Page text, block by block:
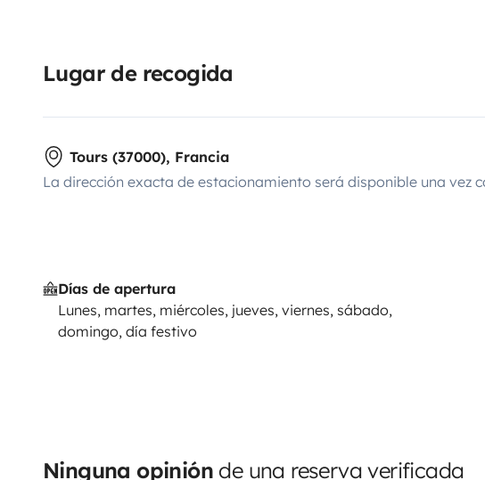
Lugar de recogida
Tours (37000), Francia
La dirección exacta de estacionamiento será disponible una vez
Días de apertura
Lunes, martes, miércoles, jueves, viernes, sábado,
domingo, día festivo
Ninguna opinión de una reserva verificada